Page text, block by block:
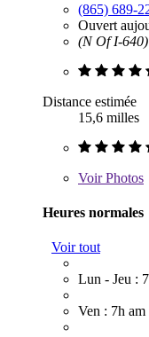
(865) 689-
Ouvert
(N Of I-640)
Distance estimée
15,6 milles
VoirPhotos
Heures normales
Voir tout
Lun - Jeu :
Ven : 7h am